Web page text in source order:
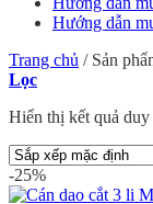
Hướng dẫn
Trang chủ /Sản
Lọc
Hiển thị kết quả duy
-25%